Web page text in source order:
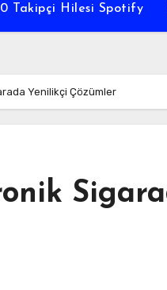
Takipçi Hilesi Spotify
Yenilikçi Çözümler